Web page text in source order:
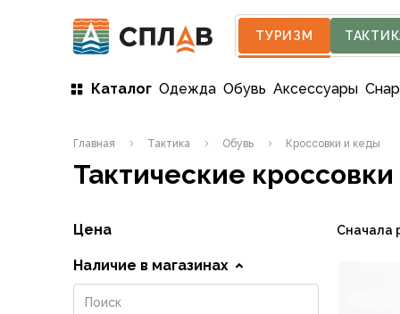
ТУРИЗМ
Каталог
Мужская одежда
Куртки
Флисовые куртки
Беговые и спортивные
Пончо и дождевики
Пуховые куртки
Одежда Обувь Аксессуары
Главная Тактика Обувь Кроссовки и кеды
Тактические
Цена
Наличие в магазинах
Сначала